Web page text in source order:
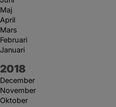
Maj
April
Mars
Februari
Januari
År:
2018
December
November
Oktober